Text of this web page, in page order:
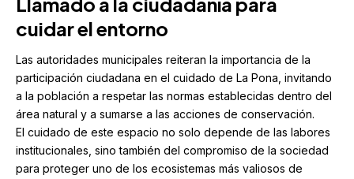
cuidar el entorno
Las autoridades municipales reiteran la importancia de la
participación ciudadana en el cuidado de La Pona, invitando
a la población a respetar las normas establecidas dentro del
área natural y a sumarse a las acciones de conservación.
El cuidado de este espacio no solo depende de las labores
institucionales, sino también del compromiso de la sociedad
para proteger uno de los ecosistemas más valiosos de